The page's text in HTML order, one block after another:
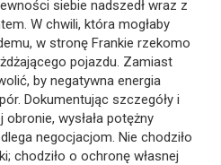
siebie nadszedł wraz z
W chwili, która mogłaby
w stronę Frankie rzekomo
pojazdu. Zamiast
by negatywna energia
Dokumentując szczegóły i
wysłała potężny
negocjacjom. Nie chodziło
chodziło o ochronę własnej